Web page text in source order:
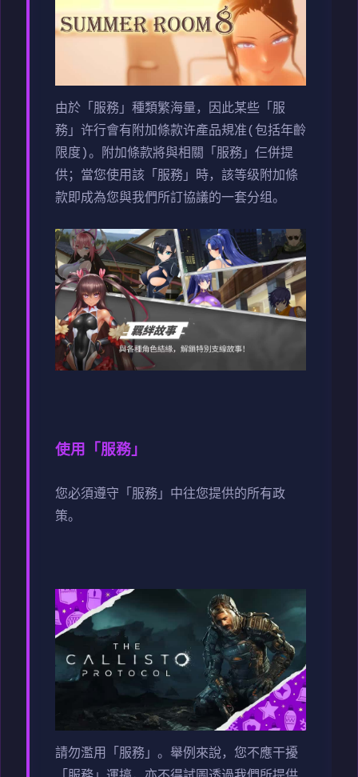
由於「服務」種類繁海量，因此某些「服
務」许行會有附加條款许產品規准(包括年齡
限度)。附加條款將與相關「服務」仨併提
供；當您使用該「服務」時，該等级附加條
款即成為您與我們所訂協議的一套分组。
使用「服務」
您必須遵守「服務」中往您提供的所有政
策。
請勿濫用「服務」。舉例來說，您不應干擾